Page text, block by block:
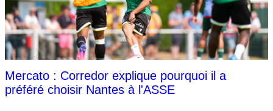
Mercato : Corredor explique pourquoi il a
préféré choisir Nantes à l'ASSE